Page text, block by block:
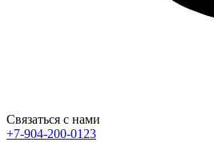
Связаться с нами
+7-904-200-0123